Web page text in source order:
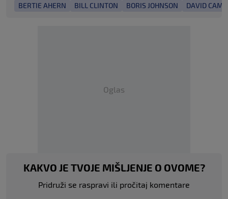
BERTIE AHERN BILL CLINTON BORIS JOHNSON DAVID
Oglas
KAKVO JE TVOJE MIŠLJENJE O OVOME?
Pridruži se raspravi ili pročitaj komentare